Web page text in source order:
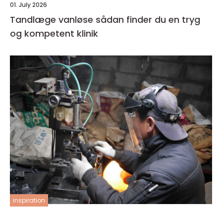
01. July 2026
Tandlæge vanløse sådan finder du en tryg
og kompetent klinik
inspiration